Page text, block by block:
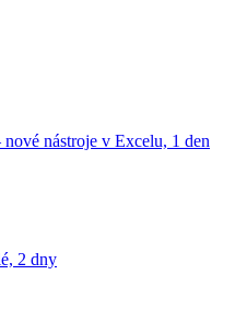
nástroje v Excelu, 1 den
2 dny